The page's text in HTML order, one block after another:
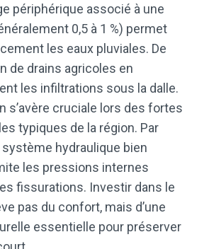
périphérique associé à une
0,5 à 1 %) permet
les eaux pluviales. De
de drains agricoles en
les infiltrations sous la dalle.
s’avère cruciale lors des fortes
typiques de la région. Par
hydraulique bien
les pressions internes
fissurations. Investir dans le
pas du confort, mais d’une
essentielle pour préserver